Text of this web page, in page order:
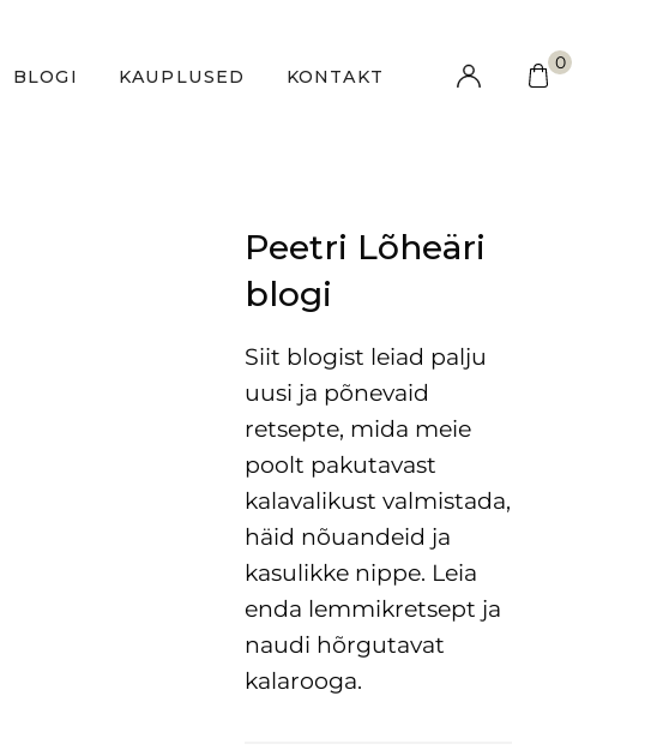
BLOGI KAUPLUSED KONTAKT
0
Peetri Lõheäri
blogi
Siit blogist leiad palju
uusi ja põnevaid
retsepte, mida meie
poolt pakutavast
kalavalikust valmistada,
häid nõuandeid ja
kasulikke nippe. Leia
enda lemmikretsept ja
naudi hõrgutavat
kalarooga.